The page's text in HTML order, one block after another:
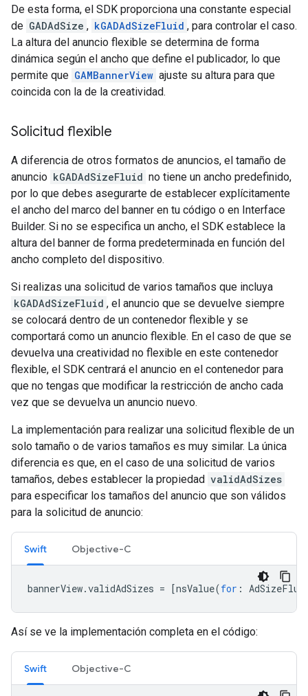
De esta forma, el SDK proporciona una constante especial
de GADAdSize , kGADAdSizeFluid , para controlar el caso.
La altura del anuncio flexible se determina de forma
dinámica según el ancho que define el publicador, lo que
permite que GAMBannerView ajuste su altura para que
coincida con la de la creatividad.
Solicitud flexible
A diferencia de otros formatos de anuncios, el tamaño de
anuncio kGADAdSizeFluid no tiene un ancho predefinido,
por lo que debes asegurarte de establecer explícitamente
el ancho del marco del banner en tu código o en Interface
Builder. Si no se especifica un ancho, el SDK establece la
altura del banner de forma predeterminada en función del
ancho completo del dispositivo.
Si realizas una solicitud de varios tamaños que incluya
kGADAdSizeFluid , el anuncio que se devuelve siempre
se colocará dentro de un contenedor flexible y se
comportará como un anuncio flexible. En el caso de que se
devuelva una creatividad no flexible en este contenedor
flexible, el SDK centrará el anuncio en el contenedor para
que no tengas que modificar la restricción de ancho cada
vez que se devuelva un anuncio nuevo.
La implementación para realizar una solicitud flexible de un
solo tamaño o de varios tamaños es muy similar. La única
diferencia es que, en el caso de una solicitud de varios
tamaños, debes establecer la propiedad validAdSizes
para especificar los tamaños del anuncio que son válidos
para la solicitud de anuncio:
Swift Objective-C
bannerView.validAdSizes = [nsValue(for :
Así se ve la implementación completa en el código:
Swift Objective-C